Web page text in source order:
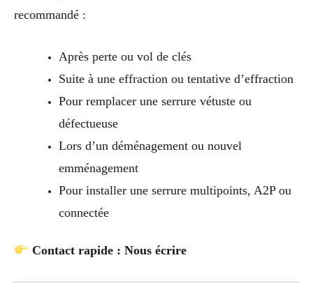
recommandé :
Après perte ou vol de clés
Suite à une effraction ou tentative d’effraction
Pour remplacer une serrure vétuste ou
défectueuse
Lors d’un déménagement ou nouvel
emménagement
Pour installer une serrure multipoints, A2P ou
connectée
Contact rapide : Nous écrire